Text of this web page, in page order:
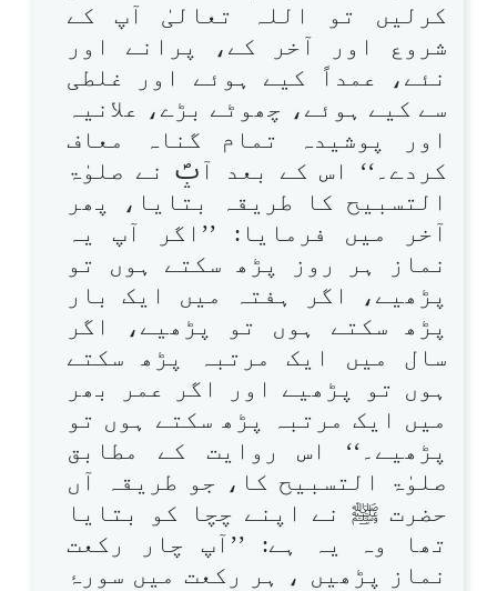
کرلیں تو اللہ تعالیٰ آپ کے
شروع اور آخر کے، پرانے اور
نئے، عمداً کیے ہوئے اور غلطی
سے کیے ہوئے، چھوٹے بڑے، علانیہ
اور پوشیدہ تمام گناہ معاف
کردے۔‘‘ اس کے بعد آپؐ نے صلوٰۃ
التسبیح کا طریقہ بتایا، پھر
آخر میں فرمایا: ’’اگر آپ یہ
نماز ہر روز پڑھ سکتے ہوں تو
پڑھیے، اگر ہفتہ میں ایک بار
پڑھ سکتے ہوں تو پڑھیے، اگر
سال میں ایک مرتبہ پڑھ سکتے
ہوں تو پڑھیے اور اگر عمر بھر
میں ایک مرتبہ پڑھ سکتے ہوں تو
پڑھیے۔‘‘ اس روایت کے مطابق
صلوٰۃ التسبیح کا، جو طریقہ آں
حضرت ﷺ نے اپنے چچا کو بتایا
تھا وہ یہ ہے: ’’آپ چار رکعت
نماز پڑھیں ، ہر رکعت میں سورۂ